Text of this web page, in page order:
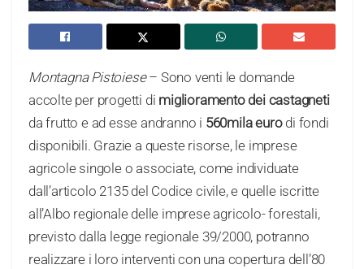
Montagna Pistoiese– Sono venti le domande
accolte per progetti di miglioramento dei castagneti
da frutto e ad esse andranno i 560mila eurodi fondi
disponibili. Grazie a queste risorse, le imprese
agricole singole o associate, come individuate
dall’articolo 2135 del Codice civile, e quelle iscritte
all’Albo regionale delle imprese agricolo- forestali,
previsto dalla legge regionale 39/2000, potranno
realizzare i loro interventi con una copertura dell’80